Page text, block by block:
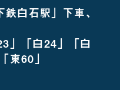
白石駅」下車、
」「白24」「白
東60」